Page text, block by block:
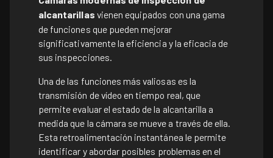
alcantarillas vienen equipados con una gama
de funciones que pueden mejorar
significativamente la eficiencia y la eficacia de
sus inspecciones.
Una de las funciones más valiosas es la
transmisión de vídeo en tiempo real, que
permite evaluar el estado de la alcantarilla a
medida que la cámara se mueve a través de ella.
Esta retroalimentación instantánea le permite
identificar y abordar posibles problemas en el